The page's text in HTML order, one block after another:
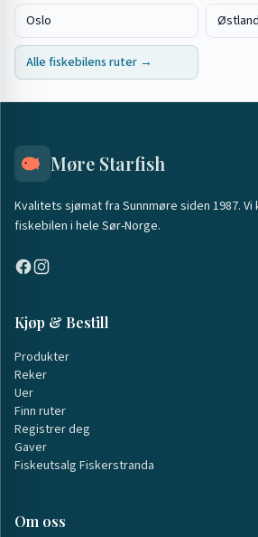
Oslo
Alle fiskebilens ruter →
Møre Starfish
Kvalitets sjømat fra Sunnmøre siden 1987.
fiskebilen i hele Sør-Norge.
Kjøp & Bestill
Produkter
Reker
Uer
Finn ruter
Registrer deg
Gaver
Fiskeutsalg Fiskerstranda
Om oss